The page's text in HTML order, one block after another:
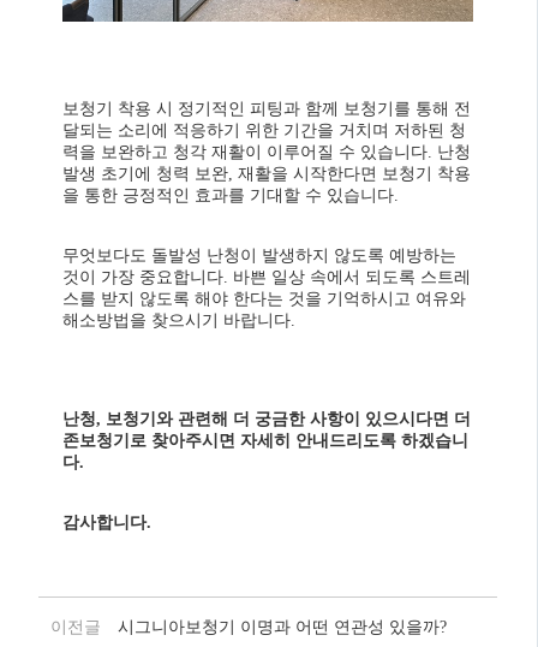
보청기 착용 시 정기적인 피팅과 함께 보청기를 통해 전
달되는 소리에 적응하기 위한 기간을 거치며 저하된 청
력을 보완하고 청각 재활이 이루어질 수 있습니다. 난청
발생 초기에 청력 보완, 재활을 시작한다면 보청기 착용
을 통한 긍정적인 효과를 기대할 수 있습니다.
무엇보다도 돌발성 난청이 발생하지 않도록 예방하는
것이 가장 중요합니다. 바쁜 일상 속에서 되도록 스트레
스를 받지 않도록 해야 한다는 것을 기억하시고 여유와
해소방법을 찾으시기 바랍니다.
난청, 보청기와 관련해 더 궁금한 사항이 있으시다면 더
존보청기로 찾아주시면 자세히 안내드리도록 하겠습니
다.
감사합니다.
이전글 시그니아보청기 이명과 어떤 연관성 있을까?